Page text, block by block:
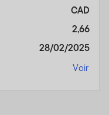
CAD
2,66
28/02/2025
Voir